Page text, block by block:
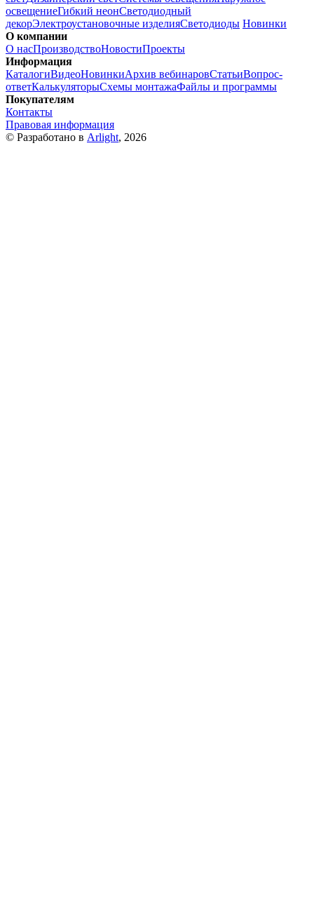
освещениеГибкий неонСветодиодный
декорЭлектроустановочные изделияСветодиоды Новинки
О компании
О насПроизводствоНовостиПроекты
Информация
КаталогиВидеоНовинкиАрхив вебинаровСтатьиВопрос-
ответКалькуляторыСхемы монтажаФайлы и программы
Покупателям
Контакты
Правовая информация
© Разработано в Arlight, 2026